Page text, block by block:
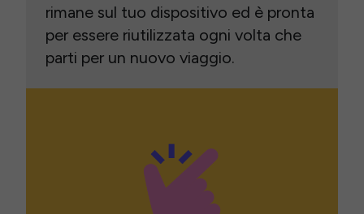
rimane sul tuo dispositivo ed è pronta
per essere riutilizzata ogni volta che
parti per un nuovo viaggio.